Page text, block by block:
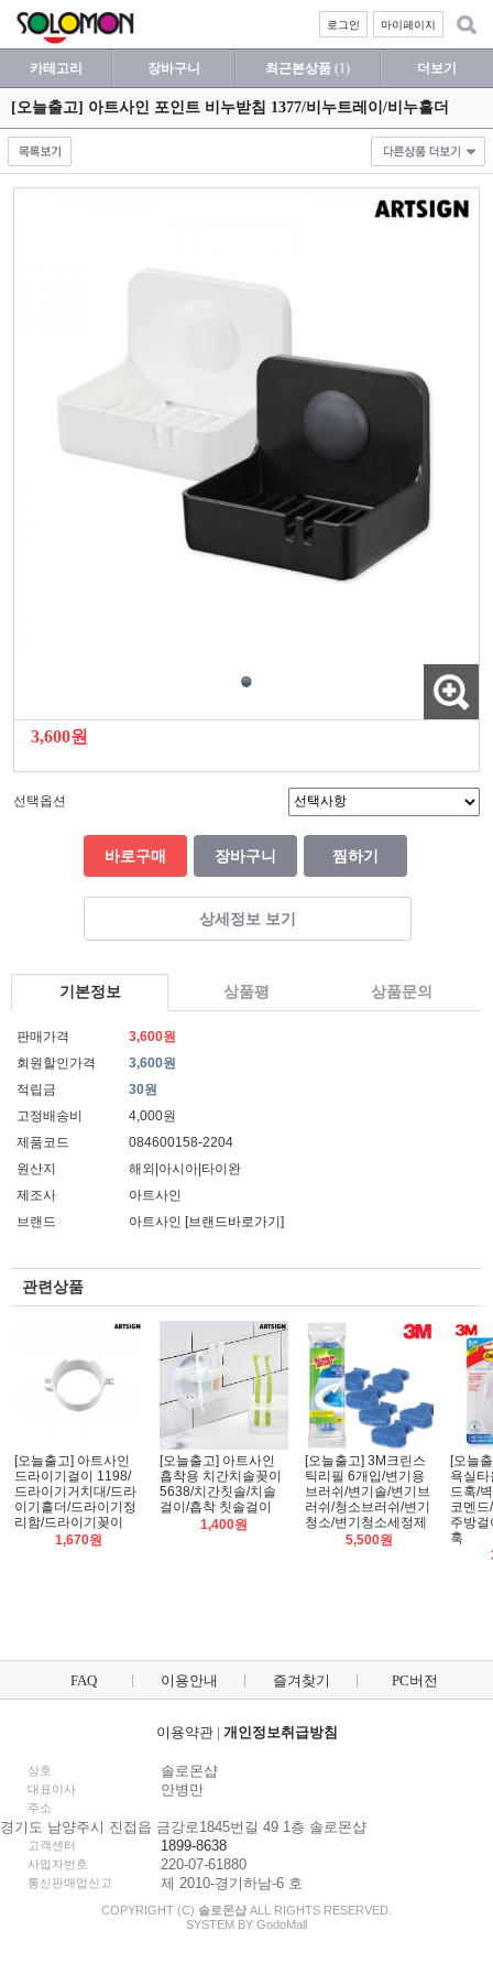
마이페이지
로그인
카테고리 장바구니 최근본상품 (1) 더보기
[오늘출고] 아트사인 포인트 비누받침 1377/비누트레이/비누홀더
3,600원
선택옵션
바로구매 장바구니 찜하기
상세정보 보기
기본정보 상품평 상품문의
판매가격
3,600원
회원할인가격
3,600원
적립금
30원
고정배송비
4,000원
제품코드
084600158-2204
원산지
해외|아시아|타이완
제조사
아트사인
브랜드
아트사인 [브랜드바로가기]
관련상품
[오늘출고] 아트사인
드라이기걸이 1198/
드라이기거치대/드라
이기홀더/드라이기정
리함/드라이기꽂이
1,670원
[오늘출고] 아트사인
흡착용 치간치솔꽂이
5638/치간칫솔/치솔
걸이/흡착 칫솔걸이
1,400원
[오늘출고] 3M크린스
틱리필 6개입/변기용
브러쉬/변기솔/변기브
러쉬/청소브러쉬/변기
청소/변기청소세정제
5,500원
[오늘
욕실
드훅/
코멘
주방
훅
FAQ 이용안내 즐겨찾기 PC버전
이용약관| 개인정보취급방침
상호 솔로몬샵
대표이사 안병만
주소
경기도 남양주시 진접읍 금강로1845번길 49 1층 솔로몬샵
고객센터 1899-8638
사업자번호 220-07-61880
통신판매업신고 제 2010-경기하남-6 호
COPYRIGHT (C) 솔로몬샵 ALL RIGHTS RESERVED.
SYSTEM BY GodoMall